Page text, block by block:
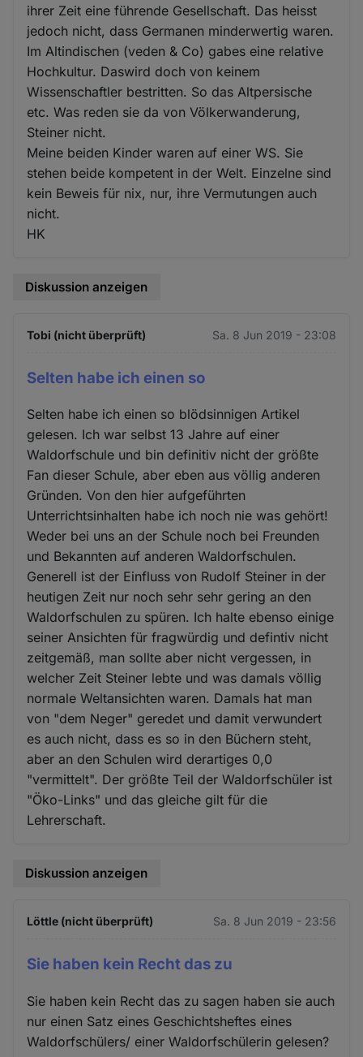
ihrer Zeit eine führende Gesellschaft. Das heisst
jedoch nicht, dass Germanen minderwertig waren.
Im Altindischen (veden & Co) gabes eine relative
Hochkultur. Daswird doch von keinem
Wissenschaftler bestritten. So das Altpersische
etc. Was reden sie da von Völkerwanderung,
Steiner nicht.
Meine beiden Kinder waren auf einer WS. Sie
stehen beide kompetent in der Welt. Einzelne sind
kein Beweis für nix, nur, ihre Vermutungen auch
nicht.
HK
Diskussion anzeigen
Tobi (nicht überprüft) Sa. 8 Jun 2019 - 23:08
Selten habe ich einen so
Selten habe ich einen so blödsinnigen Artikel
gelesen. Ich war selbst 13 Jahre auf einer
Waldorfschule und bin definitiv nicht der größte
Fan dieser Schule, aber eben aus völlig anderen
Gründen. Von den hier aufgeführten
Unterrichtsinhalten habe ich noch nie was gehört!
Weder bei uns an der Schule noch bei Freunden
und Bekannten auf anderen Waldorfschulen.
Generell ist der Einfluss von Rudolf Steiner in der
heutigen Zeit nur noch sehr sehr gering an den
Waldorfschulen zu spüren. Ich halte ebenso einige
seiner Ansichten für fragwürdig und defintiv nicht
zeitgemäß, man sollte aber nicht vergessen, in
welcher Zeit Steiner lebte und was damals völlig
normale Weltansichten waren. Damals hat man
von "dem Neger" geredet und damit verwundert
es auch nicht, dass es so in den Büchern steht,
aber an den Schulen wird derartiges 0,0
"vermittelt". Der größte Teil der Waldorfschüler ist
"Öko-Links" und das gleiche gilt für die
Lehrerschaft.
Diskussion anzeigen
Löttle (nicht überprüft) Sa. 8 Jun 2019 - 23:56
Sie haben kein Recht das zu
Sie haben kein Recht das zu sagen haben sie auch
nur einen Satz eines Geschichtsheftes eines
Waldorfschülers/ einer Waldorfschülerin gelesen?